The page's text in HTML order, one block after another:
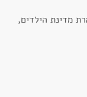
מדינת הילדים,